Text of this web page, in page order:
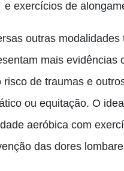
e exercícios de
outras
mais evidências
risco de traumas e
ou equitação. O
aeróbica com
das dores